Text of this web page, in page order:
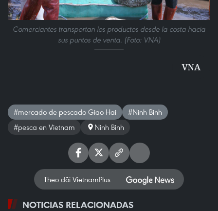
Comerciantes transportan los productos desde la costa hacia
sus puntos de venta. (Foto: VNA)
VNA
#mercado de pescado Giao Hai
#Ninh Binh
#pesca en Vietnam
Ninh Binh
Theo dõi VietnamPlus
NOTICIAS RELACIONADAS